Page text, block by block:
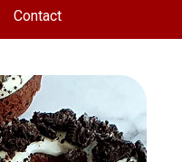
Contact